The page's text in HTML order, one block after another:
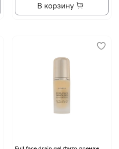
В корзину